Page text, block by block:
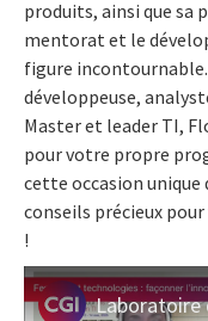
produits, ainsi que sa
mentorat et le
figure
développeuse,
Master et leader TI,
pour votre propre
cette occasion unique
conseils précieux
!